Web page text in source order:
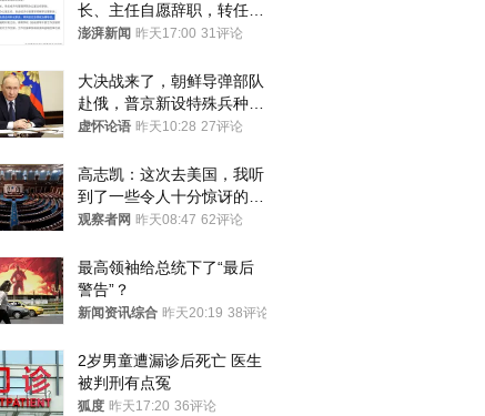
长、主任自愿辞职，转任思
政辅导员
澎湃新闻 昨天17:00 31评论
大决战来了，朝鲜导弹部队
赴俄，普京新设特殊兵种，
76岁老将扛旗
虚怀论语 昨天10:28 27评论
高志凯：这次去美国，我听
到了一些令人十分惊讶的消
息
观察者网 昨天08:47 62评论
最高领袖给总统下了“最后
警告”？
新闻资讯综合 昨天20:19 38评论
2岁男童遭漏诊后死亡 医生
被判刑有点冤
狐度 昨天17:20 36评论